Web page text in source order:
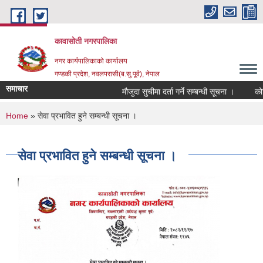
Skip to main content
कावासोती नगरपालिका
नगर कार्यपालिकाको कार्यालय
गण्डकी प्रदेश, नवलपरासी(ब.सु.पूर्व), नेपाल
समाचार मौजुदा सुचीमा दर्ता गर्ने सम्बन्धी सूचना ।
You are here
Home » सेवा प्रभावित हुने सम्बन्धी सूचना ।
सेवा प्रभावित हुने सम्बन्धी सूचना ।